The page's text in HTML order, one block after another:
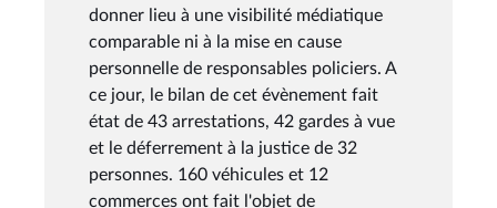
donner lieu à une visibilité médiatique
comparable ni à la mise en cause
personnelle de responsables policiers. A
ce jour, le bilan de cet évènement fait
état de 43 arrestations, 42 gardes à vue
et le déferrement à la justice de 32
personnes. 160 véhicules et 12
commerces ont fait l'objet de